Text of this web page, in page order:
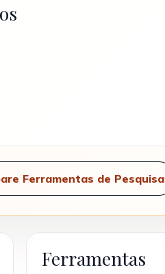
Ferramentas de Pesquisa
Ferramentas